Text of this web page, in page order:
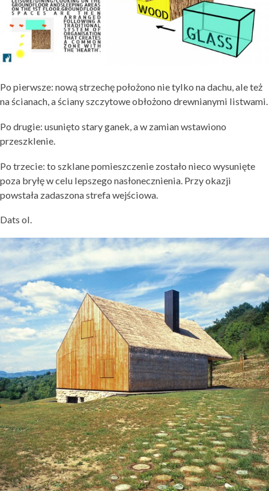
Po pierwsze: nową strzechę położono nie tylko na dachu, ale też
na ścianach, a ściany szczytowe obłożono drewnianymi listwami.
Po drugie: usunięto stary ganek, a w zamian wstawiono
przeszklenie.
Po trzecie: to szklane pomieszczenie zostało nieco wysunięte
poza bryłę w celu lepszego nasłonecznienia. Przy okazji
powstała zadaszona strefa wejściowa.
Dats ol.